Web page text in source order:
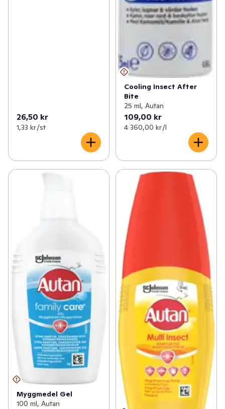
26,50 kr
1,33 kr /st
Cooling Insect After
Bite
25 ml, Autan
109,00 kr
4 360,00 kr /l
Myggmedel Gel
100 ml, Autan